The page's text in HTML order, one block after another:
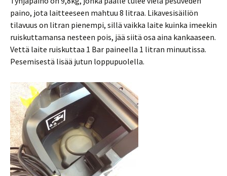
paino, jota laitteeseen mahtuu 8 litraa. Likavesisäiliön
tilavuus on litran pienempi, sillä vaikka laite kuinka imeekin
ruiskuttamansa nesteen pois, jää siitä osa aina kankaaseen.
Vettä laite ruiskuttaa 1 Bar paineella 1 litran minuutissa.
Pesemisestä lisää jutun loppupuolella.